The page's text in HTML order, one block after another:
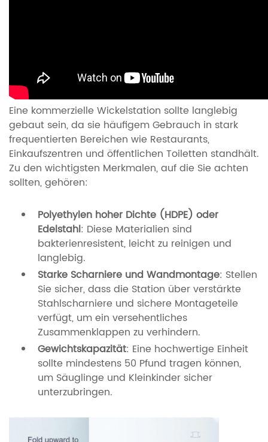
Eine kommerzielle Wickelstation sollte langlebig
gebaut sein, da sie häufigem Gebrauch in stark
frequentierten Bereichen wie Restaurants,
Einkaufszentren und öffentlichen Toiletten standhält.
Zu den wichtigsten Merkmalen, auf die Sie achten
sollten, gehören:
Polyethylen hoher Dichte (HDPE) oder
Edelstahl: Diese Materialien sind
bakterienresistent, leicht zu reinigen und
langlebig.
Starke Scharniere und Wandmontage: Stellen
Sie sicher, dass die Station über verstärkte
Stahlscharniere und sichere Montageteile
verfügt, um ein versehentliches
Zusammenklappen zu verhindern.
Gewichtskapazität: Eine hochwertige Einheit
sollte mindestens 50 Pfund tragen können,
um Säuglinge und Kleinkinder sicher
unterzubringen.